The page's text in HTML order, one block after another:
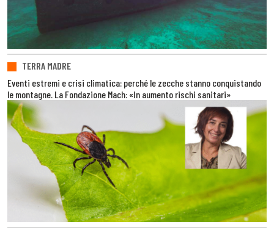
TERRA MADRE
Eventi estremi e crisi climatica: perché le zecche stanno conquistando
le montagne. La Fondazione Mach: «In aumento rischi sanitari»